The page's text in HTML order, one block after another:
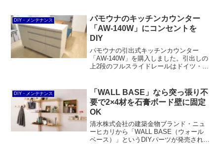
OKということが分かりました。もっと
も、壁に穴を開けても大丈夫ならカベロ
ックを使ったほうが無難です。
DIY・メンテナンス
パモウナのキッチンカウンター
「AW-140W」にコンセントを
DIY
パモウナの引出式キッチンカウンター
「AW-140W」を購入しました。引出しの
上2段のフルスライドレールはドイツ・ヘ
す。ただ、コンセントが付いていないの
で、DIYで取り付けることにしました。
DIY・メンテナンス
「WALL BASE」なら突っ張り不
要で2×4材を石膏ボード壁に固定
OK
清水株式会社の建築金物ブランド・ニュ
ーヒカリから「WALL BASE（ウォール
ベース）」というDIYパーツが発売されま